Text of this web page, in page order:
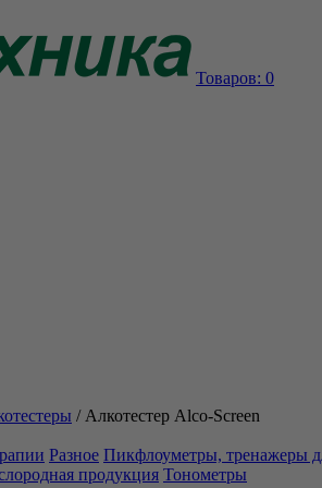
Товаров: 0
/ Алкотестер Аlco-Screen
Разное Пикфлоуметры, тренажеры
продукция Тонометры